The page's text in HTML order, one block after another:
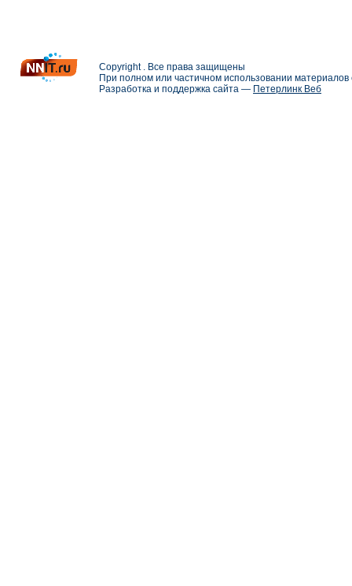
Copyright . Все права защищены
При полном или частичном использовании
Разработка и поддержка сайта — Петерлинк Веб